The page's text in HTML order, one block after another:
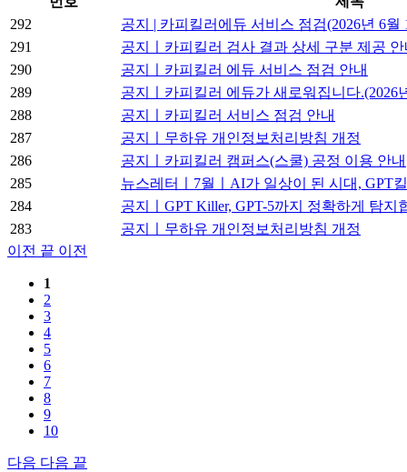
292
공지 | 카피킬러에듀 서비스 점검(2026년 6월
291
공지ㅣ카피킬러 검사 결과 상세 구분 제공 안
290
공지ㅣ카피킬러 에듀 서비스 점검 안내
289
공지ㅣ카피킬러 에듀가 새로워집니다.(2026
288
공지ㅣ카피킬러 서비스 점검 안내
287
공지ㅣ무하유 개인정보처리방침 개정
286
공지ㅣ카피킬러 캠퍼스(스쿨) 공정 이용 안내
285
뉴스레터ㅣ7월ㅣAI가 일상이 된 시대, GPT
284
공지ㅣGPT Killer, GPT-5까지 정확하게 탐지
283
공지ㅣ무하유 개인정보처리방침 개정
이전 끝 이전
1
2
3
4
5
6
7
8
9
10
다음 다음 끝